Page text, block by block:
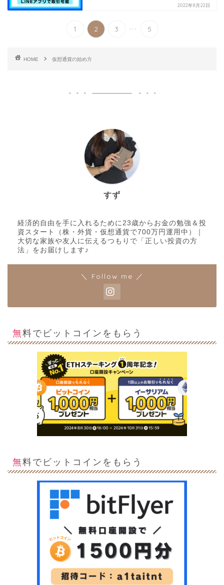
2022年8月22日
1 2 3 ... 5
HOME 仮想通貨の始め方
すず
経済的自由を手に入れるために23歳からお金の勉強＆投
資スタート（株・外貨・仮想通貨で700万円運用中）｜
大切な家族や友人に伝えるつもりで「正しい投資の方
法」をお届けします♪
＼ Follow me ／
無料でビットコインをもらう
無料でビットコインをもらう